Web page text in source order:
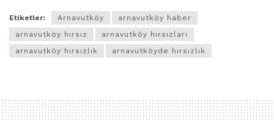
Etiketler: Arnavutköy
arnavutköy haber
arnavutköy hırsız
arnavutköy hırsızları
arnavutköy hırsızlık
arnavutköyde hırsızlık